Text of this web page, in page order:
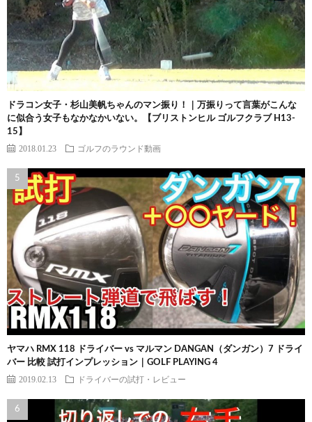
ドラコン女子・杉山美帆ちゃんのマン振り！｜万振りって言葉がこんな
に似合う女子もなかなかいない。【ブリストンヒル ゴルフクラブ H13-
15】
2018.01.23 ゴルフのラウンド動画
ヤマハ RMX 118 ドライバー vs マルマン DANGAN（ダンガン）7 ドライ
バー 比較 試打インプレッション｜GOLF PLAYING 4
2019.02.13 ドライバーの試打・レビュー